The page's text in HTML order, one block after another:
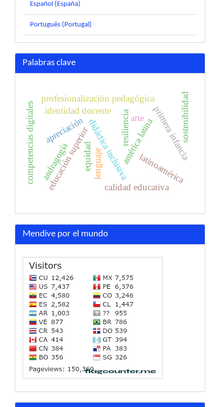
Español (España)
Português (Portugal)
Palabras clave
didáctica inclusiva
educación superior américa latina
equidad
resiliencia
profesionalización pedagógica
calidad educativa
identidad docente
latinoamérica
competencias digitales lenguaje
primera infancia
arte
apreciación
andragogía
sostenibilidad
Mendive por el mundo